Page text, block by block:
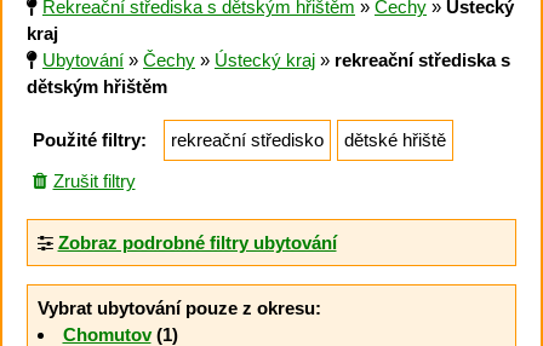
Rekreační střediska s dětským hřištěm » Čechy » Ústecký
kraj
Ubytování » Čechy » Ústecký kraj » rekreační střediska s
dětským hřištěm
Použité filtry: rekreační středisko
dětské hřiště
Zrušit filtry
Zobraz podrobné filtry ubytování
Vybrat ubytování pouze z okresu:
Chomutov(1)